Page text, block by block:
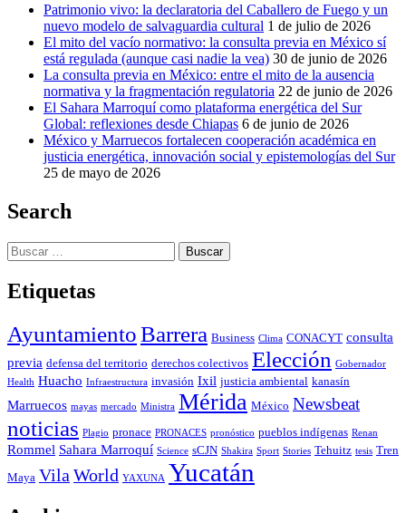
Patrimonio vivo: la declaratoria del Caballero de Fuego y un
nuevo modelo de salvaguardia cultural 1 de julio de 2026
El mito del vacío normativo: la consulta previa en México sí
está regulada (aunque casi nadie la vea) 30 de junio de 2026
La consulta previa en México: entre el mito de la ausencia
normativa y la fragmentación regulatoria 22 de junio de 2026
El Sahara Marroquí como plataforma energética del Sur
Global: reflexiones desde Chiapas 6 de junio de 2026
México y Marruecos fortalecen cooperación académica en
justicia energética, innovación social y epistemologías del Sur
25 de mayo de 2026
Search
Buscar:
Etiquetas
AyuntamientoBarrera Business Clima CONACYT consulta
previa defensa del territorio derechos colectivos Elección Gobernador
Health Huacho Infraestructura invasión Ixil justicia ambiental kanasín
Marruecos mayas mercado Ministra Mérida México Newsbeat
noticias Plagio pronace PRONACES pronóstico pueblos indígenas Renan
Rommel Sahara Marroquí Science sCJN Shakira Sport Stories Tehuitz tesis Tren
Maya Vila World YAXUNA Yucatán